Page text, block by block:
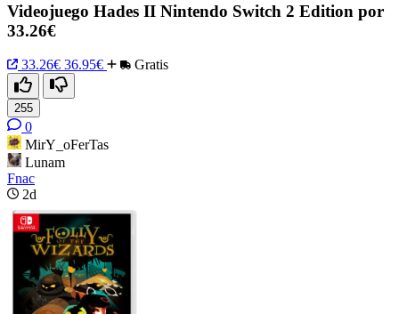
Videojuego Hades II Nintendo Switch 2 Edition por
33.26€
33.26€ 36.95€ Gratis
255
0
MirY_oFerTas
Lunam
Fnac
2d